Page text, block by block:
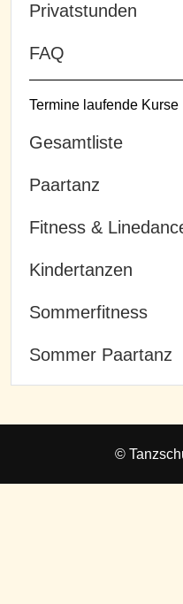
Privatstunden
FAQ
Termine laufende Kurse
Gesamtliste
Paartanz
Fitness &
Kindertanzen
Sommerfitness
Sommer Paartanz
©